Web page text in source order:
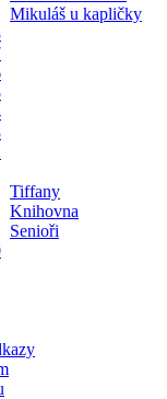
Mikuláš u kapličky
Tiffany
Knihovna
Senioři